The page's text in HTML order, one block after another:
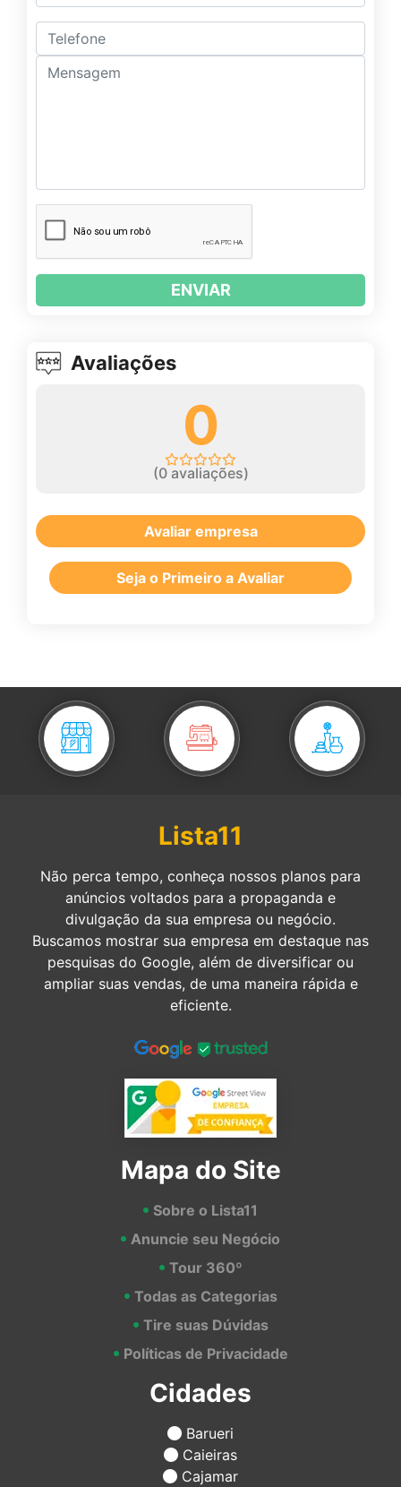
ENVIAR
Avaliações
0
(0avaliações)
Avaliar empresa
Seja o Primeiro a Avaliar
Lista11
Não perca tempo, conheça nossos planos para
anúncios voltados para a propaganda e
divulgação da sua empresa ou negócio.
Buscamos mostrar sua empresa em destaque nas
pesquisas do Google, além de diversificar ou
ampliar suas vendas, de uma maneira rápida e
eficiente.
Mapa do Site
Sobre o Lista11
Anuncie seu Negócio
Tour 360º
Todas as Categorias
Tire suas Dúvidas
Políticas de Privacidade
Cidades
Barueri
Caieiras
Cajamar